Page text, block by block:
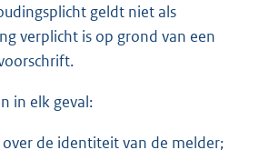
geldt niet als
verplicht is op grond van een
in elk geval:
over de identiteit van de melder;